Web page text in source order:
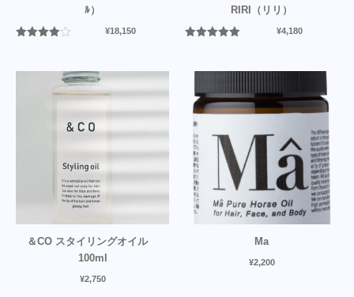
ﾙ）
¥18,150
RIRI（リリ）
¥4,180
＆CO スタイリングオイル
100ml
¥2,750
Ma
¥2,200